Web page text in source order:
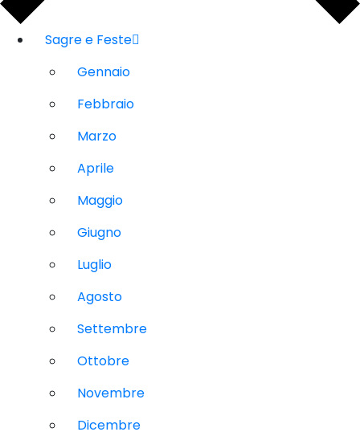
Sagre e Feste
Gennaio
Febbraio
Marzo
Aprile
Maggio
Giugno
Luglio
Agosto
Settembre
Ottobre
Novembre
Dicembre